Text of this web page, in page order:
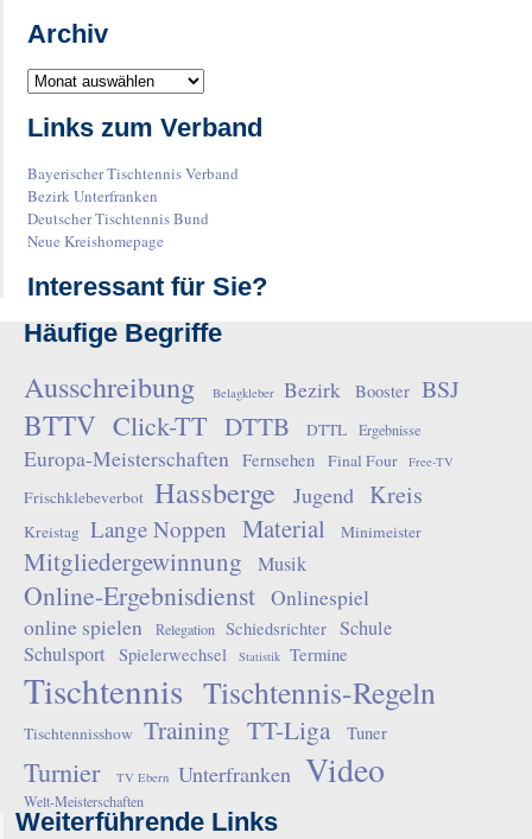
Archiv
Links zum Verband
Bayerischer Tischtennis Verband
Bezirk Unterfranken
Deutscher Tischtennis Bund
Neue Kreishomepage
Interessant für Sie?
Häufige Begriffe
Ausschreibung Belagkleber Bezirk Booster BSJ
BTTV Click-TT DTTB DTTL Ergebnisse
Europa-Meisterschaften Fernsehen Final Four Free-TV
Frischklebeverbot Hassberge Jugend Kreis
Kreistag Lange Noppen Material Minimeister
Mitgliedergewinnung Musik
Online-Ergebnisdienst Onlinespiel
online spielen
Relegation Schiedsrichter Schule
Schulsport
Spielerwechsel Statistik Termine
Tischtennis Tischtennis-Regeln
Tischtennisshow Training TT-Liga Tuner
Turnier TV Ebern Unterfranken Video
Welt-Meisterschaften
Weiterführende Links